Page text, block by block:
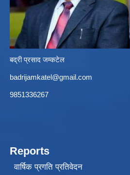
बद्री प्रसाद जम्कटेल
badrijamkatel@gmail.com
9851336267
Reports
वार्षिक प्रगति प्रतिवेदन